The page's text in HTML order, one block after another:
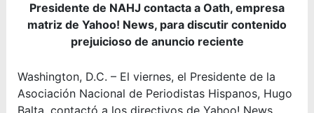
Presidente de NAHJ contacta a Oath, empresa
matriz de Yahoo! News, para discutir contenido
prejuicioso de anuncio reciente
Washington, D.C. – El viernes, el Presidente de la
Asociación Nacional de Periodistas Hispanos, Hugo